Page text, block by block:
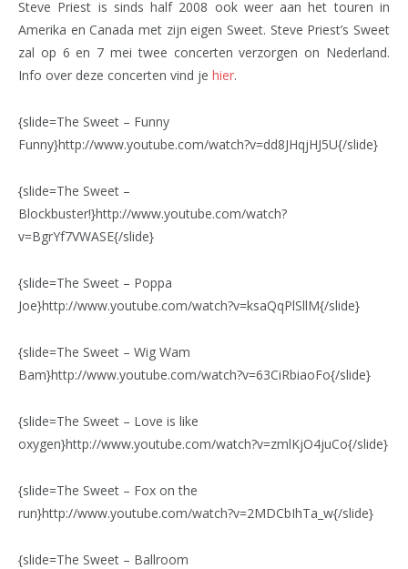
Steve Priest is sinds half 2008 ook weer aan het touren in
Amerika en Canada met zijn eigen Sweet. Steve Priest’s Sweet
zal op 6 en 7 mei twee concerten verzorgen on Nederland.
Info over deze concerten vind je hier.
{slide=The Sweet – Funny
Funny}http://www.youtube.com/watch?v=dd8JHqjHJ5U{/slide}
{slide=The Sweet –
Blockbuster!}http://www.youtube.com/watch?
v=BgrYf7VWASE{/slide}
{slide=The Sweet – Poppa
Joe}http://www.youtube.com/watch?v=ksaQqPlSllM{/slide}
{slide=The Sweet – Wig Wam
Bam}http://www.youtube.com/watch?v=63CiRbiaoFo{/slide}
{slide=The Sweet – Love is like
oxygen}http://www.youtube.com/watch?v=zmlKjO4juCo{/slide}
{slide=The Sweet – Fox on the
run}http://www.youtube.com/watch?v=2MDCbIhTa_w{/slide}
{slide=The Sweet – Ballroom